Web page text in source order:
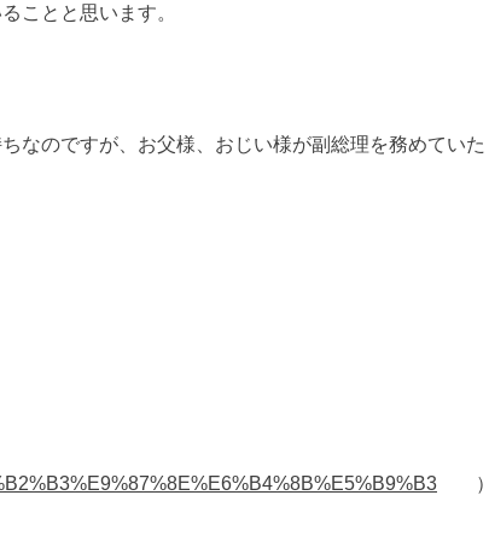
ことと思います。
なのですが、お父様、おじい様が副総理を務めていた
）